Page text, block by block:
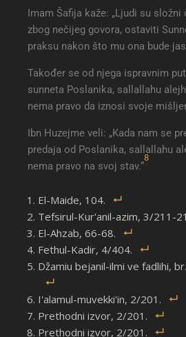
Imam Šafija kaže: „Ljudi su složni
zbog nečijeg govora, ostaviti
praksu nakon što mu ona bude
Također se od njega ispravnim
sunneta Poslanika, sallallahu
nema pravo da iznosi svoje
Ibn Huzejme veli: „Kada nam se
predaja od Poslanika, sallallahu
nema pravo na svoj stav.“
8
El-Maide, 104.
Tefsirul-Kur'anil-azim, 3/211-
El-Ahzab, 66-68.
Fethul-Kadir, 4/404.
Džamiu bejanil-ilmi ve fadlihi,
I'alamul-muvekki'in, 2/201.
Prethodni izvor, 2/201.
Prethodni izvor, 2/201.